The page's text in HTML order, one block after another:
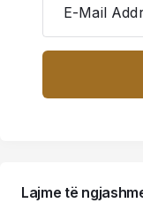
E-Mail
Lajme të